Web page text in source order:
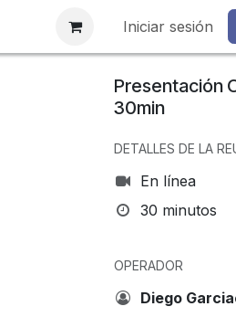
Iniciar sesión
Presentación
30min
DETALLES DE LA
En línea
30 minutos
OPERADOR
Diego